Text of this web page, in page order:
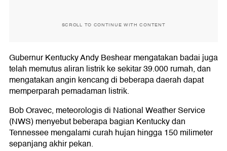
SCROLL TO CONTINUE WITH CONTENT
Gubernur Kentucky Andy Beshear mengatakan badai juga
telah memutus aliran listrik ke sekitar 39.000 rumah, dan
mengatakan angin kencang di beberapa daerah dapat
memperparah pemadaman listrik.
Bob Oravec, meteorologis di National Weather Service
(NWS) menyebut beberapa bagian Kentucky dan
Tennessee mengalami curah hujan hingga 150 milimeter
sepanjang akhir pekan.